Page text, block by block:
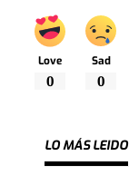
Love
0
Sad
0
LO MÁS LEIDO